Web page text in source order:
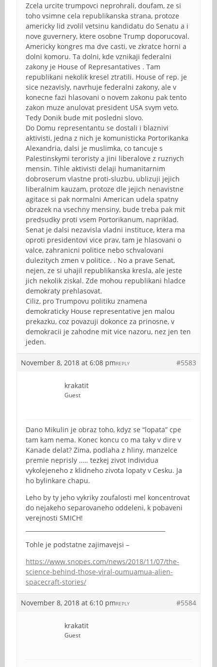
Zcela urcite trumpovci neprohrali, doufam, ze si
toho vsimne cela republikanska strana, protoze
americky lid zvolil vetsinu kandidatu do Senatu a i
nove guvernery, ktere osobne Trump doporucoval.
Americky kongres ma dve casti, ve zkratce horni a
dolni komoru. Ta dolni, kde vznikaji federalni
zakony je House of Represantatives . Tam
republikani nekolik kresel ztratili. House of rep. je
sice nezavisly, navrhuje federalni zakony, ale v
konecne fazi hlasovani o novem zakonu pak tento
zakon muze anulovat president USA svym veto.
Tedy Donik bude mit posledni slovo.
Do Domu representantu se dostali i blaznivi
aktivisti, jedna z nich je komunisticka Portorikanka
Alexandria, dalsi je muslimka, co tancuje s
Palestinskymi teroristy a jini liberalove z ruznych
mensin. Tihle aktivisti delaji humanitarnim
dobroserum vlastne proti-sluzbu, ublizuji jejich
liberalnim kauzam, protoze dle jejich nenavistne
agitace si pak normalni American udela spatny
obrazek na vsechny mensiny, bude treba pak mit
predsudky proti vsem Portorikanum, napriklad.
Senat je dalsi nezavisla vladni instituce, ktera ma
oproti presidentovi vice prav, tam je hlasovani o
valce, zahranicni politice nebo schvalovani
dulezitych zmen v politice. . No a prave Senat,
nejen, ze si uhajil republikanska kresla, ale jeste
jich nekolik ziskal. Zde mohou republikani hladce
demokraty prehlasovat.
Ciliz, pro Trumpovu politiku znamena
demokraticky House representative jen malou
prekazku, coz povazuji dokonce za prinosne, v
demokracii je zahodne mit vice nazoru, nez jen ten
jeden.
November 8, 2018 at 6:08 pm #5583
REPLY
krakatit
Guest
Dano Mikulin je obraz toho, kdyz se “lopata” cpe
tam kam nema. Konec koncu co ma taky v dire v
Kanade delat? Zima, podlaha z hliny, manzelce
premie neprisly ….. tezkej zivot individua
vykolejeneho z klidneho zivota lopaty v Cesku. Ja
ho bylinkare chapu.
Leho by ty jeho vykriky zoufalosti mel koncentrovat
do nejakeho separovaneho oddeleni, k pobaveni
verejnosti SMICH!
Tohle je podstatne zajimavejsi –
https://www.snopes.com/news/2018/11/07/the-
science-behind-those-viral-oumuamua-alien-
spacecraft-stories/
November 8, 2018 at 6:10 pm #5584
REPLY
krakatit
Guest